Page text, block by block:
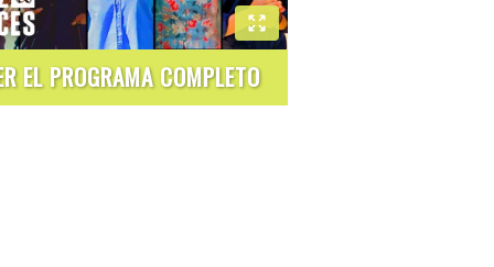
EL PROGRAMA COMPLETO